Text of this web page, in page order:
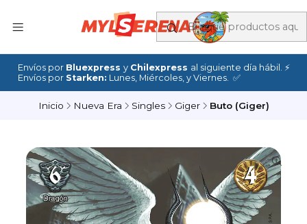
Envíos por Bluexpress y Chilexpress al siguiente día hábil. ⚡
Envíos por Starken: Lunes, Miércoles, y Viernes. ✅
Inicio Nueva Era Singles Giger Buto (Giger)